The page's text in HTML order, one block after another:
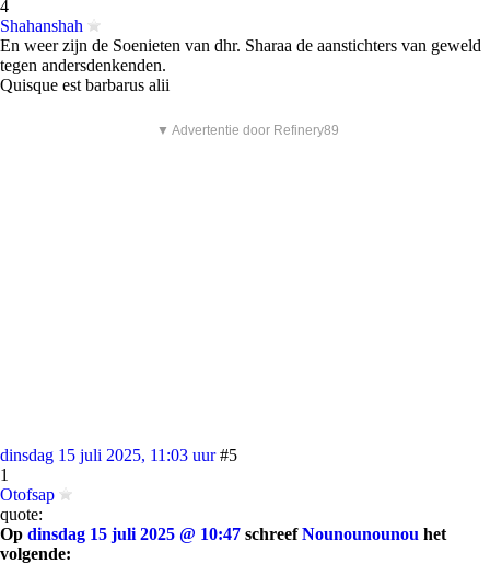
4
Shahanshah
En weer zijn de Soenieten van dhr. Sharaa de aanstichters van geweld
tegen andersdenkenden.
Quisque est barbarus alii
▼ Advertentie door Refinery89
dinsdag 15 juli 2025, 11:03 uur #5
1
Otofsap
quote:
Op dinsdag 15 juli 2025 @ 10:47 schreefNounounounou het
volgende: